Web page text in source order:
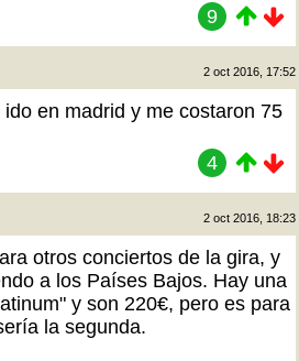
9
2 oct 2016, 17:52
en madrid y me costaron 75
4
2 oct 2016, 18:23
otros conciertos de la gira, y
a los Países Bajos. Hay una
y son 220€, pero es para
la segunda.